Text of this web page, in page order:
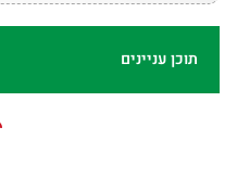
תוכן עניינים